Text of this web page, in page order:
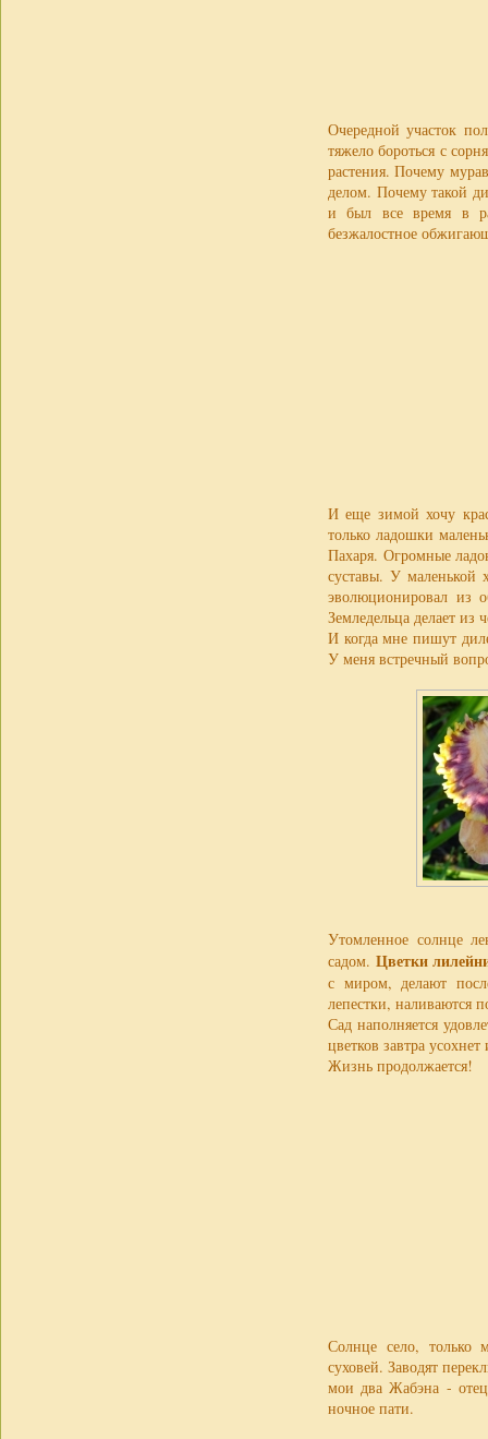
Очередной участок
тяжело бороться с
растения. Почему
делом. Почему такой
и был все время в
безжалостное
И еще зимой хочу
только ладошки
Пахаря. Огромные
суставы. У
эволюционировал из
Земледельца делает из
И когда мне пишут
У меня встречный
Утомленное солнце
садом. Цветки
с миром, делают
лепестки, наливаются
Сад наполняется
цветков завтра
Жизнь продолжается!
Солнце село, только
суховей. Заводят
мои два Жабэна -
ночное пати.